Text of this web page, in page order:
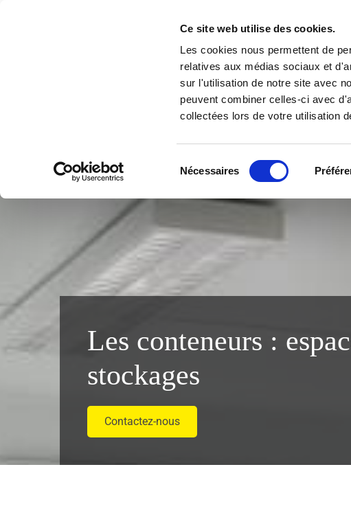
Ce site web utilise des cookies.
Les cookies nous permettent de
relatives aux médias sociaux et
sur l'utilisation de notre site avec
peuvent combiner celles-ci avec
collectées lors de votre utilisation
du
Nécessaires
Les conteneurs :
stockages
Contactez-nous